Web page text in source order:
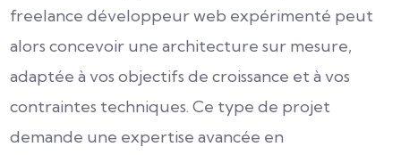
freelance développeur web expérimenté peut
alors concevoir une architecture sur mesure,
adaptée à vos objectifs de croissance et à vos
contraintes techniques. Ce type de projet
demande une expertise avancée en